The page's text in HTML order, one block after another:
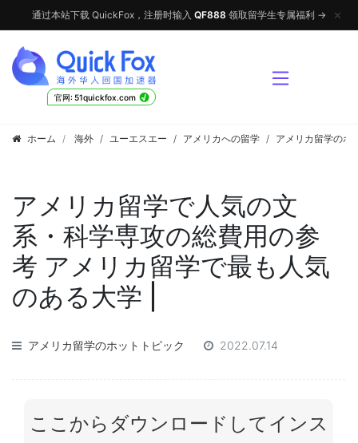
通过本站下载 QuickFox，注册时输入 QF888 领取留学生专属福利 → ✕
官网: 51quickfox.com √
ホーム 海外 / ユーエスエー / アメリカへの留学 / アメリカ留学のホ
アメリカ留学で人気の文
系・科学専攻の総費用の参
考 アメリカ留学で最も人気
のある大学 |
アメリカ留学のホットトピック 2022.07.14
ここからダウンロードしてインス